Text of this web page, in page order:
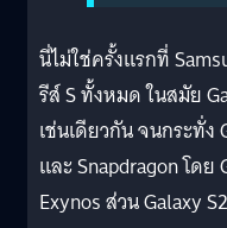
นี่ไม่ใช่ครั้งแรกที่
รีส์ S ทั้งหมด ในสมัย
เช่นเดียวกัน จนกระทั่ง
และ Snapdragon โดย
Exynos ส่วน Galaxy